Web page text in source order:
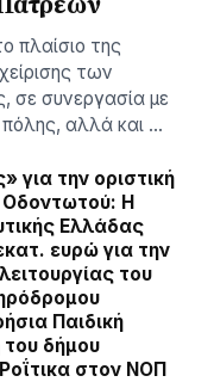
πλαίσιο της
των
σε συνεργασία με
πόλης, αλλά και …
για την οριστική
Οδοντωτού: Η
Ελλάδας
ευρώ για την
του
Παιδική
δήμου
στον ΝΟΠ